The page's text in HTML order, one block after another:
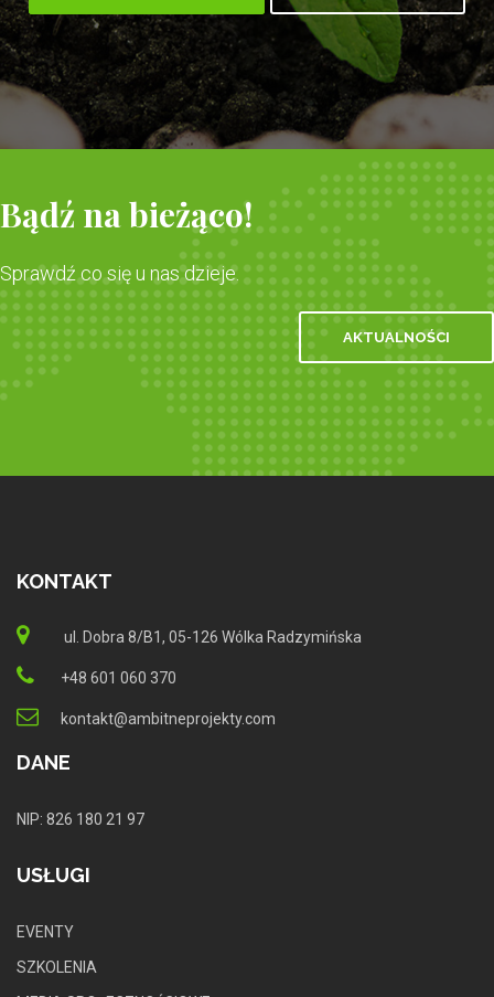
Bądź na bieżąco!
Sprawdź co się u nas dzieje.
AKTUALNOŚCI
KONTAKT
ul. Dobra 8/B1, 05-126 Wólka Radzymińska
+48 601 060 370
kontakt@ambitneprojekty.com
DANE
NIP: 826 180 21 97
USŁUGI
EVENTY
SZKOLENIA